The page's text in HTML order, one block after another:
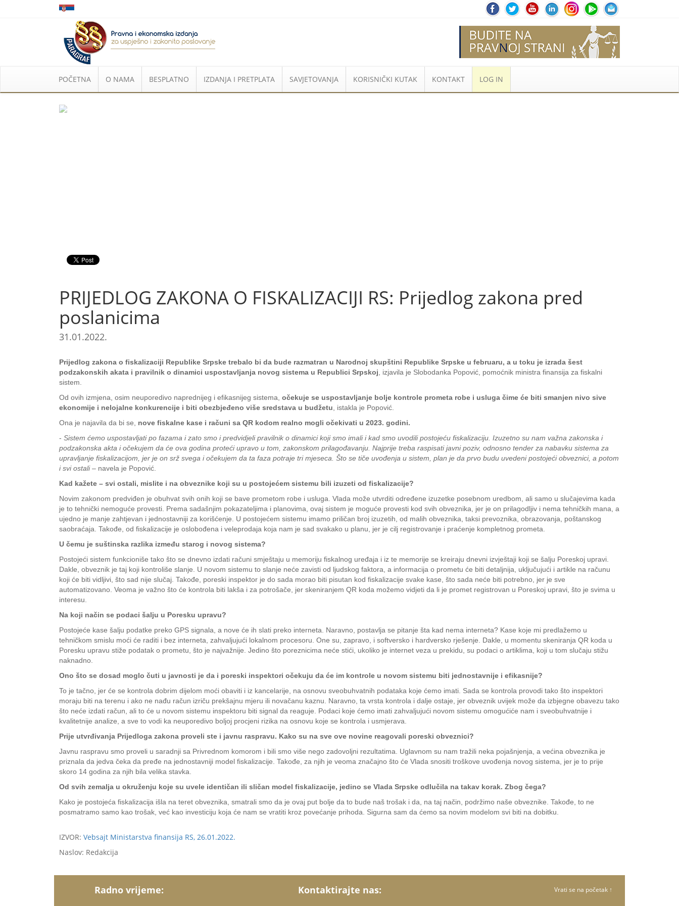
POČETNA O NAMA BESPLATNO IZDANJA I PRETPLATA SAVJETOVANJA KORISNIČKI KUTAK KONTAKT LOG IN
PRIJEDLOG ZAKONA O FISKALIZACIJI RS: Prijedlog zakona pred
poslanicima
31.01.2022.
Prijedlog zakona o fiskalizaciji Republike Srpske trebalo bi da bude razmatran u Narodnoj skupštini Republike Srpske u februaru, a u toku je izrada šest
podzakonskih akata i pravilnik o dinamici uspostavljanja novog sistema u Republici Srpskoj , izjavila je Slobodanka Popović, pomoćnik ministra finansija za fiskalni
sistem.
Od ovih izmjena, osim neuporedivo naprednijeg i efikasnijeg sistema, očekuje se uspostavljanje bolje kontrole prometa robe i usluga čime će biti smanjen nivo sive
ekonomije i nelojalne konkurencije i biti obezbjeđeno više sredstava u budžetu , istakla je Popović.
Ona je najavila da bi se, nove fiskalne kase i računi sa QR kodom realno mogli očekivati u 2023. godini.
- Sistem ćemo uspostavljati po fazama i zato smo i predvidjeli pravilnik o dinamici koji smo imali i kad smo uvodili postojeću fiskalizaciju. Izuzetno su nam važna zakonska i
podzakonska akta i očekujem da će ova godina proteći upravo u tom, zakonskom prilagođavanju. Najprije treba raspisati javni poziv, odnosno tender za nabavku sistema za
upravljanje fiskalizacijom, jer je on srž svega i očekujem da ta faza potraje tri mjeseca. Što se tiče uvođenja u sistem, plan je da prvo budu uvedeni postojeći obveznici, a potom
i svi ostali– navela je Popović.
Kad kažete – svi ostali, mislite i na obveznike koji su u postojećem sistemu bili izuzeti od fiskalizacije?
Novim zakonom predviđen je obuhvat svih onih koji se bave prometom robe i usluga. Vlada može utvrditi određene izuzetke posebnom uredbom, ali samo u slučajevima kada
je to tehnički nemoguće provesti. Prema sadašnjim pokazateljima i planovima, ovaj sistem je moguće provesti kod svih obveznika, jer je on prilagodljiv i nema tehničkih mana, a
ujedno je manje zahtjevan i jednostavniji za korišćenje. U postojećem sistemu imamo priličan broj izuzetih, od malih obveznika, taksi prevoznika, obrazovanja, poštanskog
saobraćaja. Takođe, od fiskalizacije je oslobođena i veleprodaja koja nam je sad svakako u planu, jer je cilj registrovanje i praćenje kompletnog prometa.
U čemu je suštinska razlika između starog i novog sistema?
Postojeći sistem funkcioniše tako što se dnevno izdati računi smještaju u memoriju fiskalnog uređaja i iz te memorije se kreiraju dnevni izvještaji koji se šalju Poreskoj upravi.
Dakle, obveznik je taj koji kontroliše slanje. U novom sistemu to slanje neće zavisti od ljudskog faktora, a informacija o prometu će biti detaljnija, uključujući i artikle na računu
koji će biti vidljivi, što sad nije slučaj. Takođe, poreski inspektor je do sada morao biti pisutan kod fiskalizacije svake kase, što sada neće biti potrebno, jer je sve
automatizovano. Veoma je važno što će kontrola biti lakša i za potrošače, jer skeniranjem QR koda možemo vidjeti da li je promet registrovan u Poreskoj upravi, što je svima u
interesu.
Na koji način se podaci šalju u Poresku upravu?
Postojeće kase šalju podatke preko GPS signala, a nove će ih slati preko interneta. Naravno, postavlja se pitanje šta kad nema interneta? Kase koje mi predlažemo u
tehničkom smislu moći će raditi i bez interneta, zahvaljujući lokalnom procesoru. One su, zapravo, i softversko i hardversko rješenje. Dakle, u momentu skeniranja QR koda u
Poresku upravu stiže podatak o prometu, što je najvažnije. Jedino što poreznicima neće stići, ukoliko je internet veza u prekidu, su podaci o artiklima, koji u tom slučaju stižu
naknadno.
Ono što se dosad moglo čuti u javnosti je da i poreski inspektori očekuju da će im kontrole u novom sistemu biti jednostavnije i efikasnije?
To je tačno, jer će se kontrola dobrim dijelom moći obaviti i iz kancelarije, na osnovu sveobuhvatnih podataka koje ćemo imati. Sada se kontrola provodi tako što inspektori
moraju biti na terenu i ako ne nađu račun izriču prekšajnu mjeru ili novačanu kaznu. Naravno, ta vrsta kontrola i dalje ostaje, jer obveznik uvijek može da izbjegne obavezu tako
što neće izdati račun, ali to će u novom sistemu inspektoru biti signal da reaguje. Podaci koje ćemo imati zahvaljujući novom sistemu omogućiće nam i sveobuhvatnije i
kvalitetnije analize, a sve to vodi ka neuporedivo boljoj procjeni rizika na osnovu koje se kontrola i usmjerava.
Prije utvrđivanja Prijedloga zakona proveli ste i javnu raspravu. Kako su na sve ove novine reagovali poreski obveznici?
Javnu raspravu smo proveli u saradnji sa Privrednom komorom i bili smo više nego zadovoljni rezultatima. Uglavnom su nam tražili neka pojašnjenja, a većina obveznika je
priznala da jedva čeka da pređe na jednostavniji model fiskalizacije. Takođe, za njih je veoma značajno što će Vlada snositi troškove uvođenja novog sistema, jer je to prije
skoro 14 godina za njih bila velika stavka.
Od svih zemalja u okruženju koje su uvele identičan ili sličan model fiskalizacije, jedino se Vlada Srpske odlučila na takav korak. Zbog čega?
Kako je postojeća fiskalizacija išla na teret obveznika, smatrali smo da je ovaj put bolje da to bude naš trošak i da, na taj način, podržimo naše obveznike. Takođe, to ne
posmatramo samo kao trošak, već kao investiciju koja će nam se vratiti kroz povećanje prihoda. Sigurna sam da ćemo sa novim modelom svi biti na dobitku.
IZVOR: Vebsajt Ministarstva finansija RS, 26.01.2022.
Naslov: Redakcija
Radno vrijeme: Kontaktirajte nas: Vrati se na početak ↑